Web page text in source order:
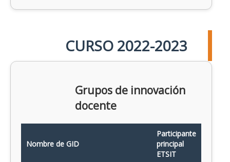
CURSO 2022-2023
Grupos de innovación
docente
Nombre de GID
Participante
principal
ETSIT